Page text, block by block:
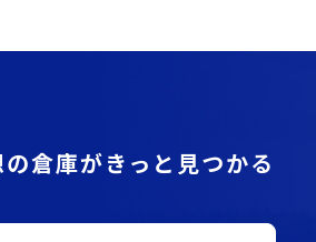
倉庫がきっと見つかる